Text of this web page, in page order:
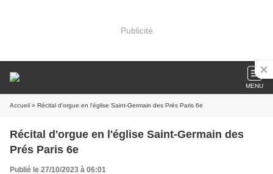
Publicité
MENU
Accueil » Récital d'orgue en l'église Saint-Germain des Prés Paris 6e
Récital d'orgue en l'église Saint-Germain des
Prés Paris 6e
Publié le 27/10/2023 à 06:01